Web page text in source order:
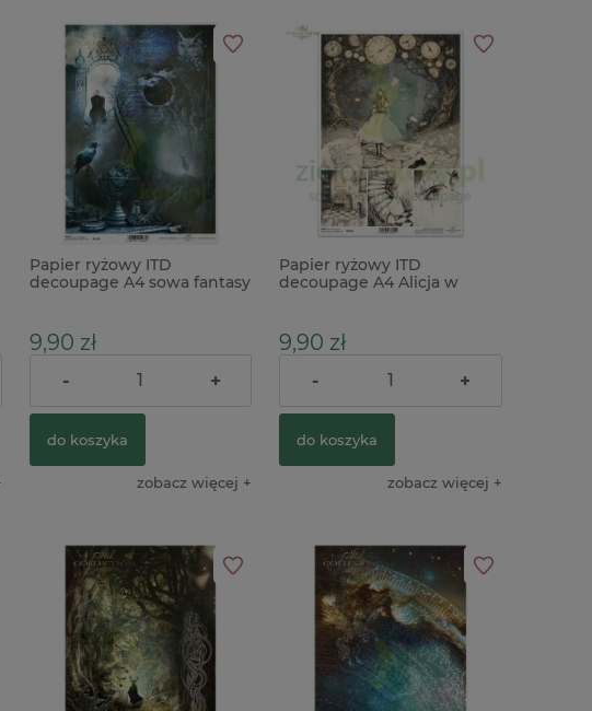
Papier ryżowy ITD
decoupage A4 sowa fantasy
9,90 zł
- +
do koszyka
zobacz więcej
Papier ryżowy ITD
decoupage A4 Alicja w
9,90 zł
- +
do koszyka
zobacz więcej